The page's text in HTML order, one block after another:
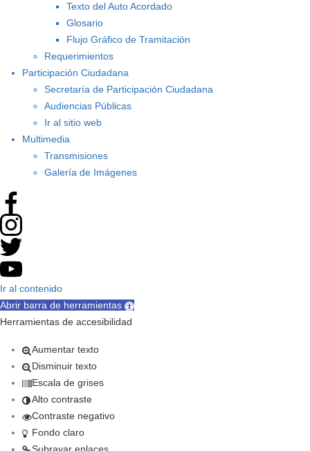
Texto del Auto Acordado
Glosario
Flujo Gráfico de Tramitación
Requerimientos
Participación Ciudadana
Secretaría de Participación Ciudadana
Audiencias Públicas
Ir al sitio web
Multimedia
Transmisiones
Galería de Imágenes
Ir al contenido
Abrir barra de herramientas
Herramientas de accesibilidad
Aumentar texto
Disminuir texto
Escala de grises
Alto contraste
Contraste negativo
Fondo claro